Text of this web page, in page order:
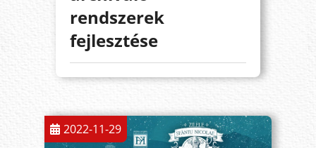
rendszerek
fejlesztése
2022-11-29